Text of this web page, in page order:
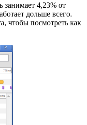
занимает 4,23% от
дольше всего.
чтобы посмотреть как